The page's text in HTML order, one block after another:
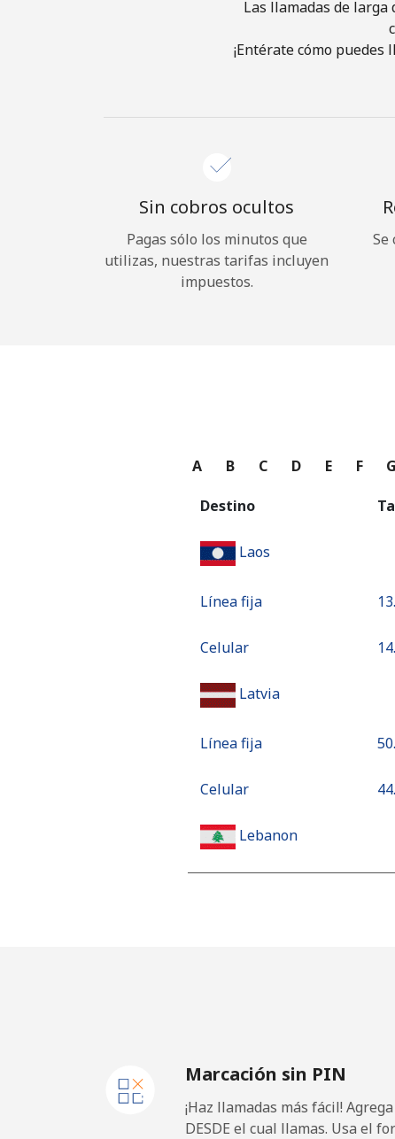
Las llamadas de
¡Entérate cómo
Sin cobros ocultos
Pagas sólo los minutos que
utilizas, nuestras tarifas incluyen
impuestos.
Se
A B C D E F G
Destino
Laos
Línea fija
Celular
Latvia
Línea fija
Celular
Lebanon
Celular
Liberia
Marcación sin PIN
¡Haz llamadas más fácil!
DESDE el cual llamas. Usa el